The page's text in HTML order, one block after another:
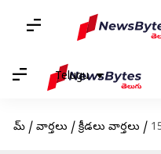
Telugu
హోమ్ / వార్తలు / క్రీడలు వార్తలు /